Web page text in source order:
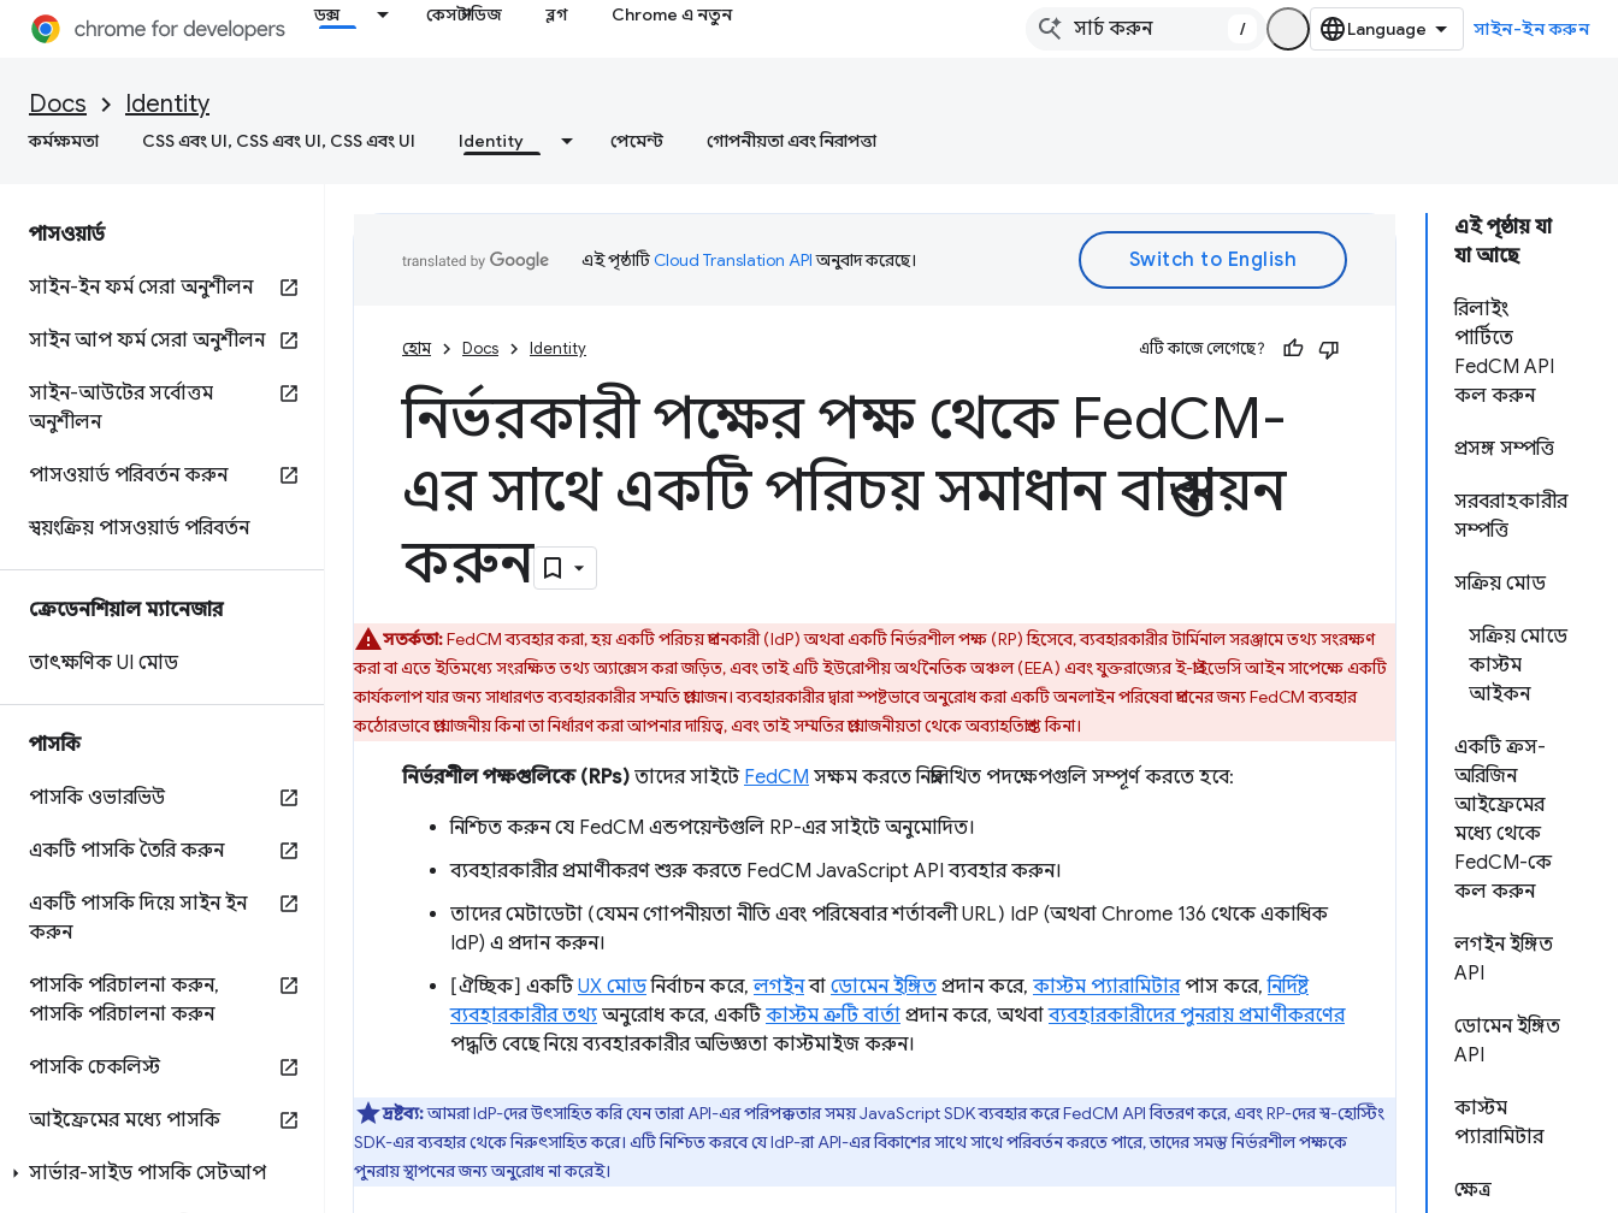
ডক্স কেস স্টাডিজ ব্লগ Chrome এ নতুন
/ সাইন-ইন করুন
Docs Identity
কর্মক্ষমতা CSS এবং UI, CSS এবং UI, CSS এবং UI Identity পেমেন্ট গোপনীয়তা এবং নিরাপত্তা
পাসওয়ার্ড
সাইন-ইন ফর্ম সেরা অনুশীলন
সাইন আপ ফর্ম সেরা অনুশীলন
সাইন-আউটের সর্বোত্তম
অনুশীলন
পাসওয়ার্ড পরিবর্তন করুন
স্বয়ংক্রিয় পাসওয়ার্ড পরিবর্তন
ক্রেডেনশিয়াল ম্যানেজার
তাৎক্ষণিক UI মোড
পাসকি
পাসকি ওভারভিউ
একটি পাসকি তৈরি করুন
একটি পাসকি দিয়ে সাইন ইন
করুন
পাসকি পরিচালনা করুন,
পাসকি পরিচালনা করুন
পাসকি চেকলিস্ট
আইফ্রেমের মধ্যে পাসকি
সার্ভার-সাইড পাসকি সেটআপ
এই পৃষ্ঠায় যা
যা আছে
রিলাইং
পার্টিতে
FedCM API
কল করুন
প্রসঙ্গ সম্পত্তি
সরবরাহকারীর
সম্পত্তি
সক্রিয় মোড
সক্রিয় মোডে
কাস্টম
আইকন
একটি ক্রস-
অরিজিন
আইফ্রেমের
মধ্যে থেকে
FedCM-কে
কল করুন
লগইন ইঙ্গিত
API
ডোমেন ইঙ্গিত
API
কাস্টম
প্যারামিটার
ক্ষেত্র
এই পৃষ্ঠাটিCloud Translation APIঅনুবাদ করেছে।
হোম Docs Identity এটি কাজে লেগেছে?
নির্ভরকারী পক্ষের পক্ষ থেকে FedCM-
এর সাথে একটি পরিচয় সমাধান বাস্তবায়ন
করুন
সতর্কতা:FedCM ব্যবহার করা, হয় একটি পরিচয় প্রদানকারী (IdP) অথবা একটি নির্ভরশীল পক্ষ (RP) হিসেবে, ব্যবহারকারীর টার্মিনাল সরঞ্জামে তথ্য সংরক্ষণ
করা বা এতে ইতিমধ্যে সংরক্ষিত তথ্য অ্যাক্সেস করা জড়িত, এবং তাই এটি ইউরোপীয় অর্থনৈতিক অঞ্চল (EEA) এবং যুক্তরাজ্যের ই-প্রাইভেসি আইন সাপেক্ষে একটি
কার্যকলাপ যার জন্য সাধারণত ব্যবহারকারীর সম্মতি প্রয়োজন। ব্যবহারকারীর দ্বারা স্পষ্টভাবে অনুরোধ করা একটি অনলাইন পরিষেবা প্রদানের জন্য FedCM ব্যবহার
কঠোরভাবে প্রয়োজনীয় কিনা তা নির্ধারণ করা আপনার দায়িত্ব, এবং তাই সম্মতির প্রয়োজনীয়তা থেকে অব্যাহতিপ্রাপ্ত কিনা।
নির্ভরশীল পক্ষগুলিকে (RPs) তাদের সাইটে FedCM সক্ষম করতে নিম্নলিখিত পদক্ষেপগুলি সম্পূর্ণ করতে হবে:
নিশ্চিত করুন যে FedCM এন্ডপয়েন্টগুলি RP-এর সাইটে অনুমোদিত।
ব্যবহারকারীর প্রমাণীকরণ শুরু করতে FedCM JavaScript API ব্যবহার করুন।
তাদের মেটাডেটা (যেমন গোপনীয়তা নীতি এবং পরিষেবার শর্তাবলী URL) IdP (অথবা Chrome 136 থেকে একাধিক
IdP) এ প্রদান করুন।
[ঐচ্ছিক] একটিUX মোডনির্বাচন করে,লগইনবা ডোমেন ইঙ্গিত প্রদান করে, কাস্টম প্যারামিটারপাস করে,নির্দিষ্ট
ব্যবহারকারীর তথ্য অনুরোধ করে, একটিকাস্টম ত্রুটি বার্তা প্রদান করে, অথবাব্যবহারকারীদের পুনরায় প্রমাণীকরণের
পদ্ধতি বেছে নিয়ে ব্যবহারকারীর অভিজ্ঞতা কাস্টমাইজ করুন।
দ্রষ্টব্য:আমরা IdP-দের উৎসাহিত করি যেন তারা API-এর পরিপক্কতার সময় JavaScript SDK ব্যবহার করে FedCM API বিতরণ করে, এবং RP-দের স্ব-হোস্টিং
SDK-এর ব্যবহার থেকে নিরুৎসাহিত করে। এটি নিশ্চিত করবে যে IdP-রা API-এর বিকাশের সাথে সাথে পরিবর্তন করতে পারে, তাদের সমস্ত নির্ভরশীল পক্ষকে
পুনরায় স্থাপনের জন্য অনুরোধ না করেই।